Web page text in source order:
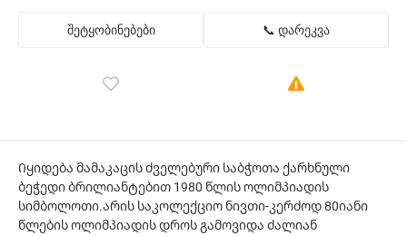
შეტყობინებები 📞 დარეკვა
Იყიდება მამაკაცის ძველებური საბჭოთა ქარხნული
ბეჭედი ბრილიანტებით 1980 წლის ოლიმპიადის
სიმბოლოთი.არის საკოლექციო ნივთი-კერძოდ 80იანი
წლების ოლიმპიადის დროს გამოვიდა ძალიან